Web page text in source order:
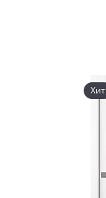
Хит